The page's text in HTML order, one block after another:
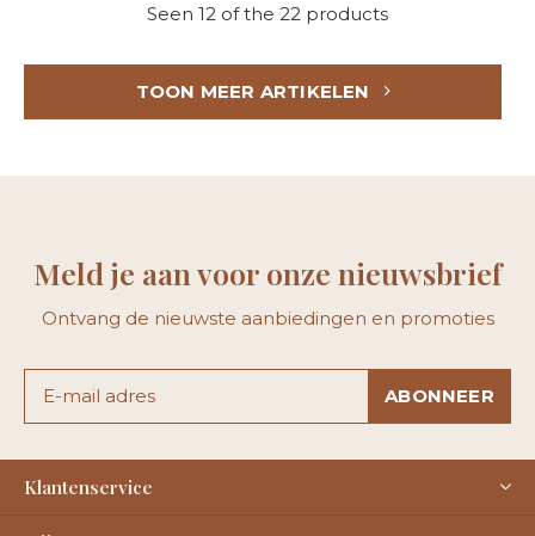
Seen 12 of the 22 products
TOON MEER ARTIKELEN
Meld je aan voor onze nieuwsbrief
Ontvang de nieuwste aanbiedingen en promoties
ABONNEER
Klantenservice